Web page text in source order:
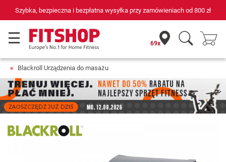
Szybka, bezpieczna i bezpłatna wysyłka przy zamówieniach od 800 zł
69x
Blackroll Urządzenia do masażu